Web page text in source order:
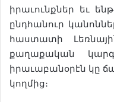
իրաւունքներ եւ
ընդհանուր
հաստատի
քաղաքական
իրաւաբանօրէն կը
կողմից։